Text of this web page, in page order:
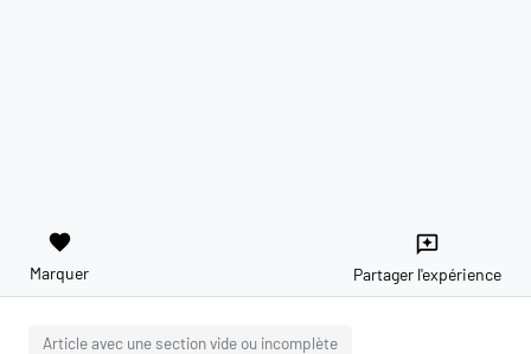
favorite
Marquer
reviews
Partager l'expérience
Article avec une section vide ou incomplète